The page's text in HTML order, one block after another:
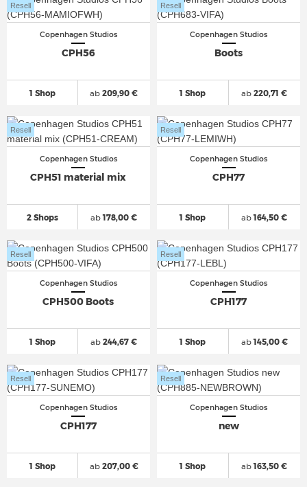
Copenhagen Studios
CPH56
1 Shop
Resell
ab 209,90 €
Copenhagen Studios
Boots
1 Shop
Resell
ab 220,71 €
Copenhagen Studios
CPH51 material mix
2 Shops
Resell
ab178,00 €
Copenhagen Studios
CPH77
1 Shop
Resell
ab164,50 €
Copenhagen Studios
CPH500 Boots
1 Shop
Resell
ab 244,67 €
Copenhagen Studios
CPH177
1 Shop
Resell
ab145,00 €
Copenhagen Studios
CPH177
1 Shop
Resell
ab207,00 €
Copenhagen Studios
new
1 Shop
Resell
ab163,50 €